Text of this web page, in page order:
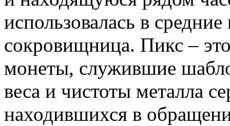
использовалась в средние
сокровищница. Пикс –
монеты, служившие
веса и чистоты металла
находившихся в